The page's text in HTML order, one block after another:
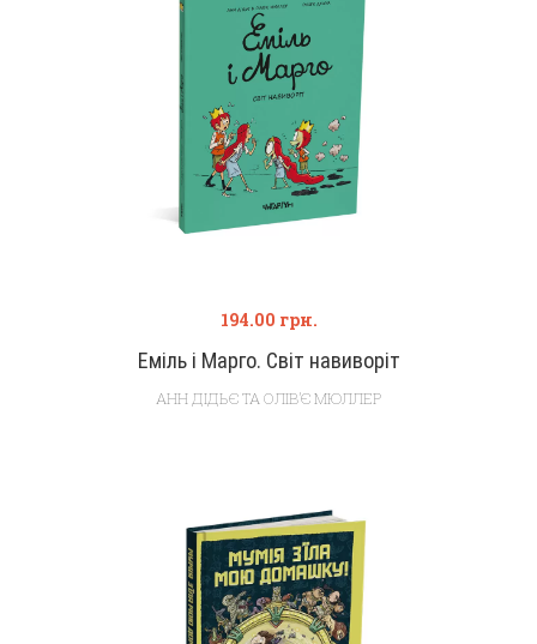
Еміль і Марго. Світ навиворіт
194.00 грн.
АНН ДІДЬЄ ТА ОЛІВ’Є МЮЛЛЕР